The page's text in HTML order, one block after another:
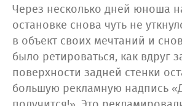
Через несколько дней юноша
остановке снова чуть не
в объект своих мечтаний и
было ретироваться, как вдруг
поверхности задней стенки
большую рекламную надпись